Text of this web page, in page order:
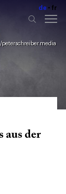
de fr
peterschreiber.media
aus der